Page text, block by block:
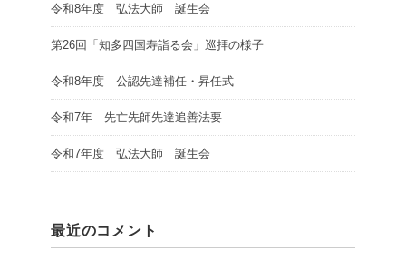
令和8年度 弘法大師 誕生会
第26回「知多四国寿詣る会」巡拝の様子
令和8年度 公認先達補任・昇任式
令和7年 先亡先師先達追善法要
令和7年度 弘法大師 誕生会
最近のコメント